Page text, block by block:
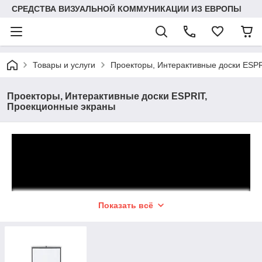
СРЕДСТВА ВИЗУАЛЬНОЙ КОММУНИКАЦИИ ИЗ ЕВРОПЫ
Товары и услуги Проекторы, Интерактивные доски
Проекторы, Интерактивные доски ESPRIT,
Проекционные экраны
Показать всё